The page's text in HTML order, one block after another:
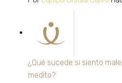
¿Qué sucede si siento
medito?